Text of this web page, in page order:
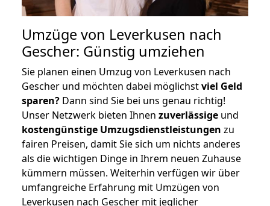
Umzüge von Leverkusen nach
Gescher: Günstig umziehen
Sie planen einen Umzug von Leverkusen nach
Gescher und möchten dabei möglichstviel Geld
sparen? Dann sind Sie bei uns genau richtig!
Unser Netzwerk bieten Ihnen zuverlässige und
kostengünstige Umzugsdienstleistungen zu
fairen Preisen, damit Sie sich um nichts anderes
als die wichtigen Dinge in Ihrem neuen Zuhause
kümmern müssen. Weiterhin verfügen wir über
umfangreiche Erfahrung mit Umzügen von
Leverkusen nach Gescher mit jeglicher